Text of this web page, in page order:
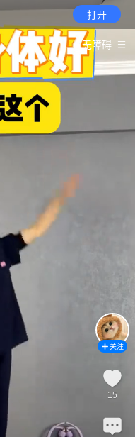
打开
无障碍
关注
15